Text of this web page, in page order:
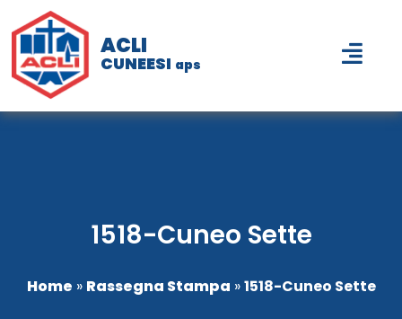
ACLI
CUNEESI aps
1518-Cuneo Sette
Home » Rassegna Stampa »1518-Cuneo Sette